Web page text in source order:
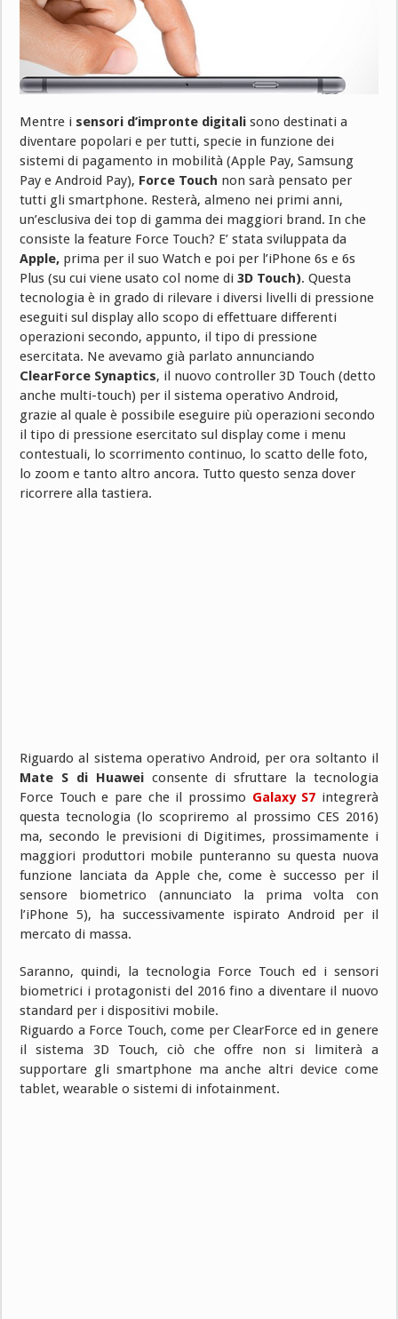
Mentre i sensori d’impronte digitali sono destinati a
diventare popolari e per tutti, specie in funzione dei
sistemi di pagamento in mobilità (Apple Pay, Samsung
Pay e Android Pay), Force Touch non sarà pensato per
tutti gli smartphone. Resterà, almeno nei primi anni,
un’esclusiva dei top di gamma dei maggiori brand. In che
consiste la feature Force Touch? E’ stata sviluppata da
Apple, prima per il suo Watch e poi per l’iPhone 6s e 6s
Plus (su cui viene usato col nome di3D Touch). Questa
tecnologia è in grado di rilevare i diversi livelli di pressione
eseguiti sul display allo scopo di effettuare differenti
operazioni secondo, appunto, il tipo di pressione
esercitata. Ne avevamo già parlato annunciando
ClearForce Synaptics, il nuovo controller 3D Touch (detto
anche multi-touch) per il sistema operativo Android,
grazie al quale è possibile eseguire più operazioni secondo
il tipo di pressione esercitato sul display come i menu
contestuali, lo scorrimento continuo, lo scatto delle foto,
lo zoom e tanto altro ancora. Tutto questo senza dover
ricorrere alla tastiera.
Riguardo al sistema operativo Android, per ora soltanto il
Mate S di Huaweiconsente di sfruttare la tecnologia
Force Touch e pare che il prossimo Galaxy S7 integrerà
questa tecnologia (lo scopriremo al prossimo CES 2016)
ma, secondo le previsioni di Digitimes, prossimamente i
maggiori produttori mobile punteranno su questa nuova
funzione lanciata da Apple che, come è successo per il
sensore biometrico (annunciato la prima volta con
l’iPhone 5), ha successivamente ispirato Android per il
mercato di massa.
Saranno, quindi, la tecnologia Force Touch ed i sensori
biometrici i protagonisti del 2016 fino a diventare il nuovo
standard per i dispositivi mobile.
Riguardo a Force Touch, come per ClearForce ed in genere
il sistema 3D Touch, ciò che offre non si limiterà a
supportare gli smartphone ma anche altri device come
tablet, wearable o sistemi di infotainment.